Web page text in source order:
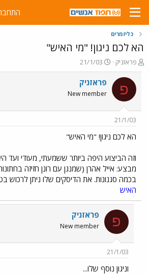
כליזמרים
הא לכם ניגון! "מי האיש"
פ
ו
ת
ח
ה
ש
א
פראזניק
פ
ו
ר
ם
ר
21/1/03
פ פראזניק
New member
21/1/03
הא לכם ניגון! "מי האיש"
וזה הביצוע היפה ביותר ששמעתי, מעודי ועד
מבצע: אייל אהרן (שמנגן עם רונן חזיזה
בכמה סגנונות. את הדיסקים שלו ניתן לרכוש בטל:
האיש
פ פראזניק
New member
21/1/03
וניגון נוסף שלו...